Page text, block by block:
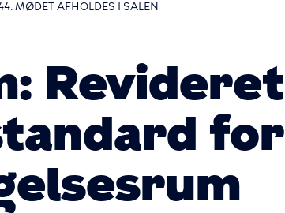
MØDET AFHOLDES I SALEN
Revideret
for